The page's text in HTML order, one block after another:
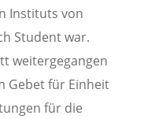
Instituts von
Student war.
weitergegangen
Gebet für Einheit
für die